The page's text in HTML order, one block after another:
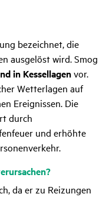
bezeichnet, die
ausgelöst wird. Smog
in Kessellagenvor.
Wetterlagen auf
Ereignissen. Die
durch
und erhöhte
da er zu Reizungen